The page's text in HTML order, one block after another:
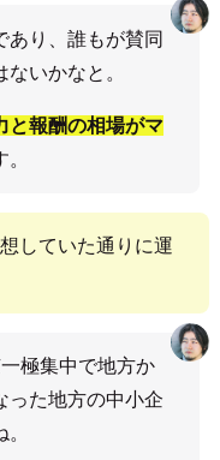
あり、誰もが賛同
いかなと。
と報酬の相場がマ
していた通りに運
極集中で地方か
った地方の中小企